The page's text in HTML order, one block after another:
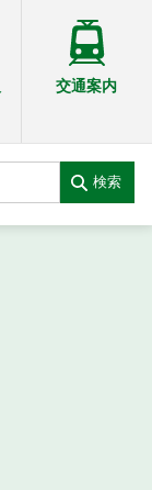
交通案内
検索